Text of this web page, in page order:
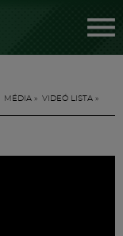
MÉDIA » VIDEÓ LISTA »